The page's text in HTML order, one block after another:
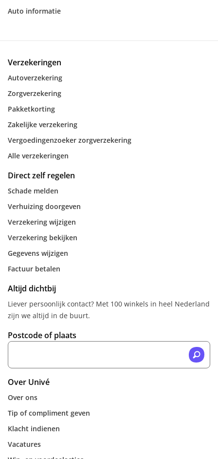
Auto informatie
Verzekeringen
Autoverzekering
Zorgverzekering
Pakketkorting
Zakelijke verzekering
Vergoedingenzoeker zorgverzekering
Alle verzekeringen
Direct zelf regelen
Schade melden
Verhuizing doorgeven
Verzekering wijzigen
Verzekering bekijken
Gegevens wijzigen
Factuur betalen
Altijd dichtbij
Liever persoonlijk contact? Met 100 winkels in heel Nederland
zijn we altijd in de buurt.
Postcode of plaats
Over Univé
Over ons
Tip of compliment geven
Klacht indienen
Vacatures